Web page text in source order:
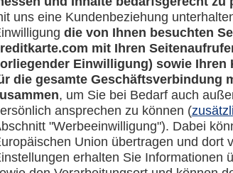
und haben Fragen rund um Ihre
weiteren Themen.
More Credit Card Meilen sammeln?